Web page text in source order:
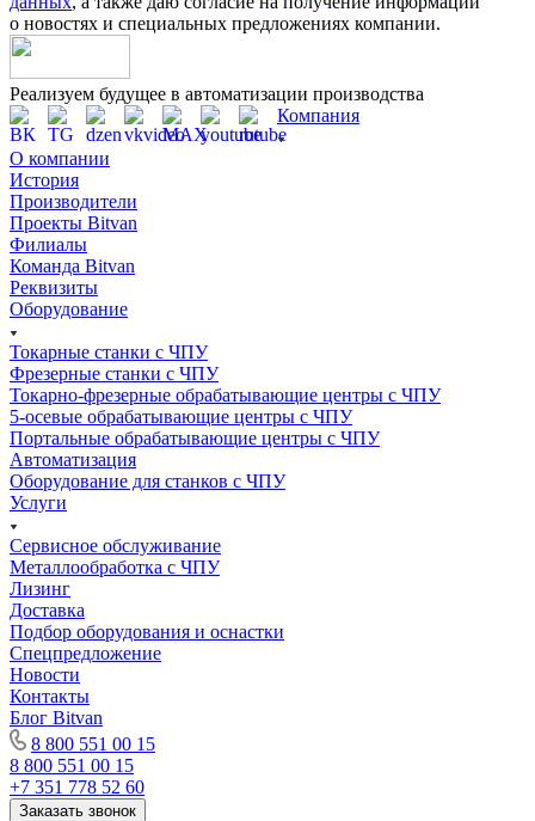
о новостях и специальных предложениях компании.
Реализуем будущее в автоматизации производства
Компания
О компании
История
Производители
Проекты Bitvan
Филиалы
Команда Bitvan
Реквизиты
Оборудование
Токарные станки с ЧПУ
Фрезерные станки с ЧПУ
Токарно-фрезерные обрабатывающие центры с ЧПУ
5-осевые обрабатывающие центры с ЧПУ
Портальные обрабатывающие центры с ЧПУ
Автоматизация
Оборудование для станков с ЧПУ
Услуги
Сервисное обслуживание
Металлообработка с ЧПУ
Лизинг
Доставка
Подбор оборудования и оснастки
Спецпредложение
Новости
Контакты
Блог Bitvan
8 800 551 00 15
8 800 551 00 15
+7 351 778 52 60
Заказать звонок